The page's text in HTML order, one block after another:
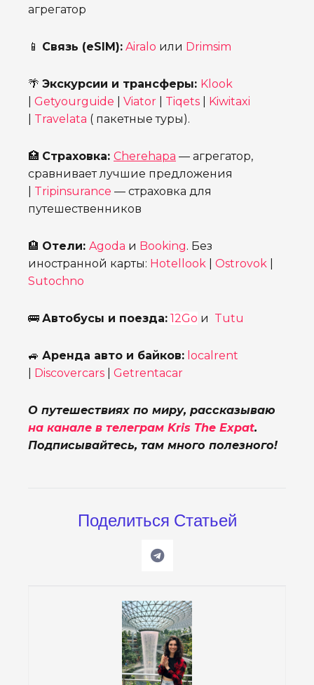
агрегатор
📱 Связь (eSIM): Airalo или Drimsim
🌴 Экскурсии и трансферы: Klook
Getyourguide Viator Tiqets
Kiwitaxi
Travelata ( пакетные туры).
🏥 Страховка: Cherehapa — агрегатор,
сравнивает лучшие предложения
Tripinsurance — страховка для
путешественников
🏨 Отели: Agoda и Booking. Без
иностранной карты: Hotellook Ostrovok
Sutochno
🚌 Автобусы и поезда: 12Go и Tutu
🚙 Аренда авто и байков: localrent
Discovercars Getrentacar
О путешествиях по миру, рассказываю
на канале в телеграм Kris The Expat.
Подписывайтесь, там много полезного!
Поделиться Статьей